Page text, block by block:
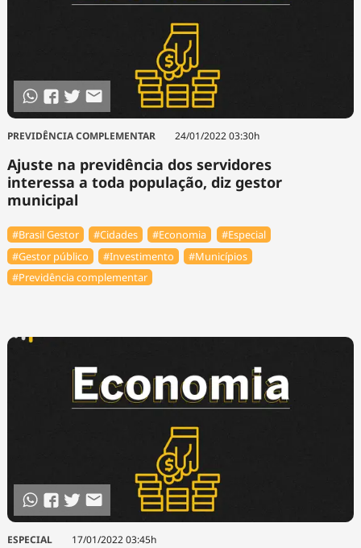
PREVIDÊNCIA COMPLEMENTAR 24/01/2022 03:30h
Ajuste na previdência dos servidores
interessa a toda população, diz gestor
municipal
#Brasil Gestor #Cidades #Economia
#Especial
#Gestor público
#Investimento
#Municípios
#Previdência complementar
ESPECIAL 17/01/2022 03:45h